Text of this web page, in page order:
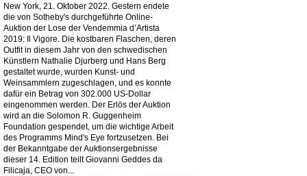
New York, 21. Oktober 2022. Gestern endete
die von Sotheby's durchgeführte Online-
Auktion der Lose der Vendemmia d’Artista
2019: Il Vigore. Die kostbaren Flaschen, deren
Outfit in diesem Jahr von den schwedischen
Künstlern Nathalie Djurberg und Hans Berg
gestaltet wurde, wurden Kunst- und
Weinsammlern zugeschlagen, und es konnte
dafür ein Betrag von 302.000 US-Dollar
eingenommen werden. Der Erlös der Auktion
wird an die Solomon R. Guggenheim
Foundation gespendet, um die wichtige Arbeit
des Programms Mind's Eye fortzusetzen. Bei
der Bekanntgabe der Auktionsergebnisse
dieser 14. Edition teilt Giovanni Geddes da
Filicaja, CEO von...